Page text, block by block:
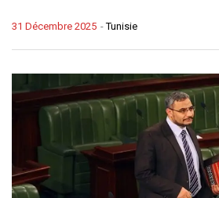
-Tunisie
31 Décembre 2025